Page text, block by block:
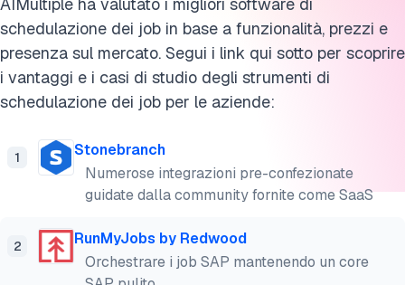
schedulazione dei job in base a funzionalità, prezzi e
presenza sul mercato. Segui i link qui sotto per scoprire
i vantaggi e i casi di studio degli strumenti di
schedulazione dei job per le aziende:
1
Stonebranch
Numerose integrazioni pre-confezionate
guidate dalla community fornite come SaaS
2
RunMyJobs by Redwood
Orchestrare i job SAP mantenendo un core